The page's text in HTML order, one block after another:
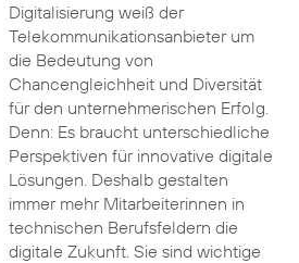
Digitalisierung weiß der
Telekommunikationsanbieter um
die Bedeutung von
Chancengleichheit und Diversität
für den unternehmerischen Erfolg.
Denn: Es braucht unterschiedliche
Perspektiven für innovative digitale
Lösungen. Deshalb gestalten
immer mehr Mitarbeiterinnen in
technischen Berufsfeldern die
digitale Zukunft. Sie sind wichtige